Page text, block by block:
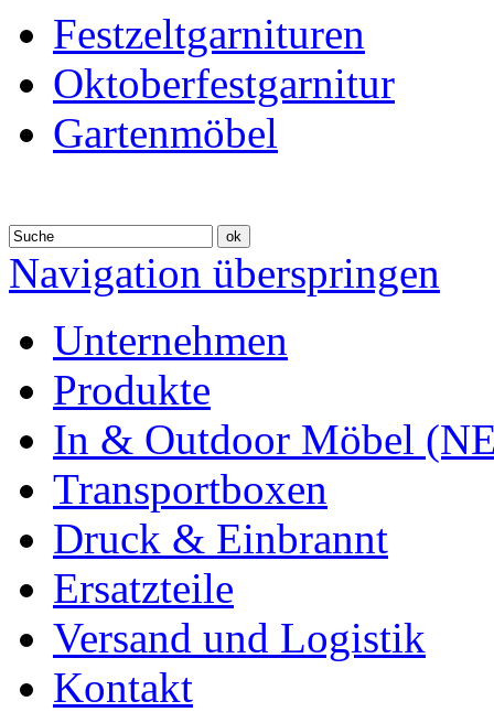
Festzeltgarnituren
Oktoberfestgarnitur
Gartenmöbel
Navigation überspringen
Unternehmen
Produkte
In & Outdoor Möbel
Transportboxen
Druck & Einbrannt
Ersatzteile
Versand und Logistik
Kontakt